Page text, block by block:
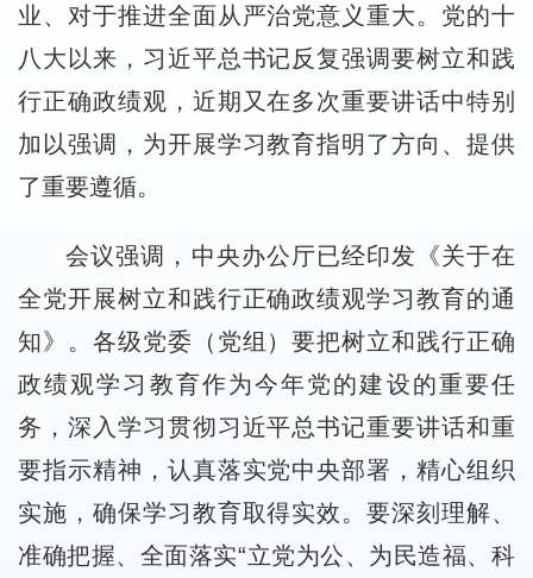
业、对于推进全面从严治党意义重大。党的十
八大以来，习近平总书记反复强调要树立和践
行正确政绩观，近期又在多次重要讲话中特别
加以强调，为开展学习教育指明了方向、提供
了重要遵循。
会议强调，中央办公厅已经印发《关于在
全党开展树立和践行正确政绩观学习教育的通
知》。各级党委（党组）要把树立和践行正确
政绩观学习教育作为今年党的建设的重要任
务，深入学习贯彻习近平总书记重要讲话和重
要指示精神，认真落实党中央部署，精心组织
实施，确保学习教育取得实效。要深刻理解、
准确把握、全面落实“立党为公、为民造福、科